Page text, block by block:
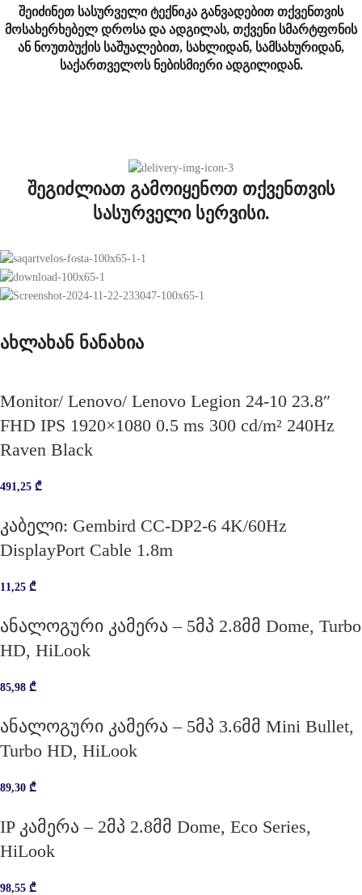
შეიძინეთ სასურველი ტექნიკა განვადებით თქვენთვის
მოსახერხებელ დროსა და ადგილას, თქვენი სმარტფონის
ან ნოუთბუქის საშუალებით, სახლიდან, სამსახურიდან,
საქართველოს ნებისმიერი ადგილიდან.
შეგიძლიათ გამოიყენოთ თქვენთვის
სასურველი სერვისი.
ახლახან ნანახია
Monitor/ Lenovo/ Lenovo Legion 24-10 23.8″
FHD IPS 1920×1080 0.5 ms 300 cd/m² 240Hz
Raven Black
491,25 ₾
კაბელი: Gembird CC-DP2-6 4K/60Hz
DisplayPort Cable 1.8m
11,25 ₾
ანალოგური კამერა – 5მპ 2.8მმ Dome, Turbo
HD, HiLook
85,98 ₾
ანალოგური კამერა – 5მპ 3.6მმ Mini Bullet,
Turbo HD, HiLook
89,30 ₾
IP კამერა – 2მპ 2.8მმ Dome, Eco Series,
HiLook
98,55 ₾